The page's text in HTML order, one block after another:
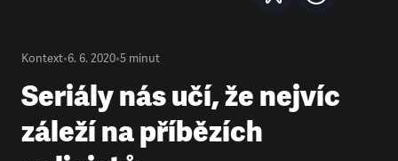
Kontext•6. 6. 2020•5 minut
Seriály nás učí, že nejvíc
záleží na příbězích